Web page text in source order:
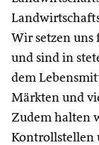
Wir setzen uns
und sind in
dem
Märkten und
Zudem halten
Kontrollstellen